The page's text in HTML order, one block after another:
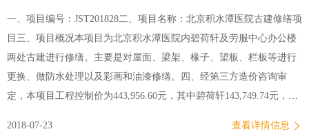
次招标，投标人必须以包为单位进行投标响应，评标和合同授予也以
包为单位。2. 项目审批情况：本项目已获得主管部门审批，资金已落
实，项目预算金额为人民币212,890.00元。3. 招标文件领取时间、地
点、联系方式：（1）本项目招标文件采用邮箱发放，不向投标人提供
纸质招标文件，也可自带U盘，来院…
一、项目编号：JST201828二、项目名称：北京积水潭医院古建修缮项
目三、项目概况本项目为北京积水潭医院内碧荷轩及劳服中心办公楼
两处古建进行修缮。主要是对屋面、梁架、椽子、望板、栏板等进行
更换、做防水处理以及彩画和油漆修缮。四、经第三方造价咨询审
定，本项目工程控制价为443,956.60元，其中碧荷轩143,749.74元，劳
2018-07-23 查看详情信息